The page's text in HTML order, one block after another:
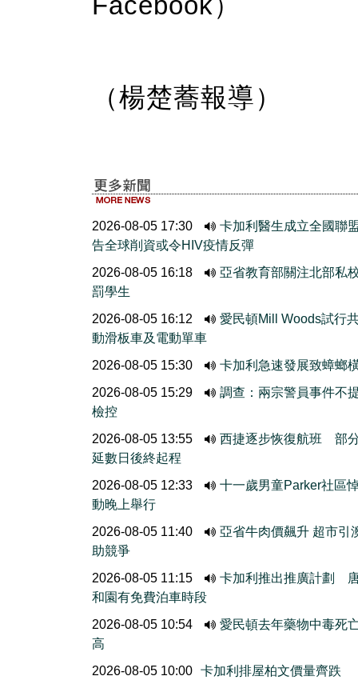
（楊楚蕎報導）
2026-08-05 17:30
卡加利醫生成立全國聯
告全球削資或令HIV疫情反彈
2026-08-05 16:18
亞省教育部關注北部私
罰學生
2026-08-05 16:12
愛民頓Mill Woods試行
動滑板車及電動單車
2026-08-05 15:30
卡加利急速發展致蟑螂
2026-08-05 15:29
調查：兩宗警員事件不
檢控
2026-08-05 13:55
西捷逐步恢復航班 部
延數日後終起程
2026-08-05 12:33
十一歲男童Parker社區
動晚上舉行
2026-08-05 11:40
亞省牛肉價飆升 超市引
助競爭
2026-08-05 11:15
卡加利推出推廣計劃
和園有免費泊車時段
2026-08-05 10:54
愛民頓去年藥物中毒死
高
2026-08-05 10:00 卡加利排屋柏文價量齊跌